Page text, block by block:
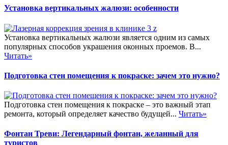
Установка вертикальных жалюзи: особенности
Установка вертикальных жалюзи является одним из самых
популярных способов украшения оконных проемов. В...
Читать»
Подготовка стен помещения к покраске: зачем это нужно?
Подготовка стен помещения к покраске – это важный этап
ремонта, который определяет качество будущей... Читать»
Фонтан Треви: Легендарный фонтан, желанный для
туристов